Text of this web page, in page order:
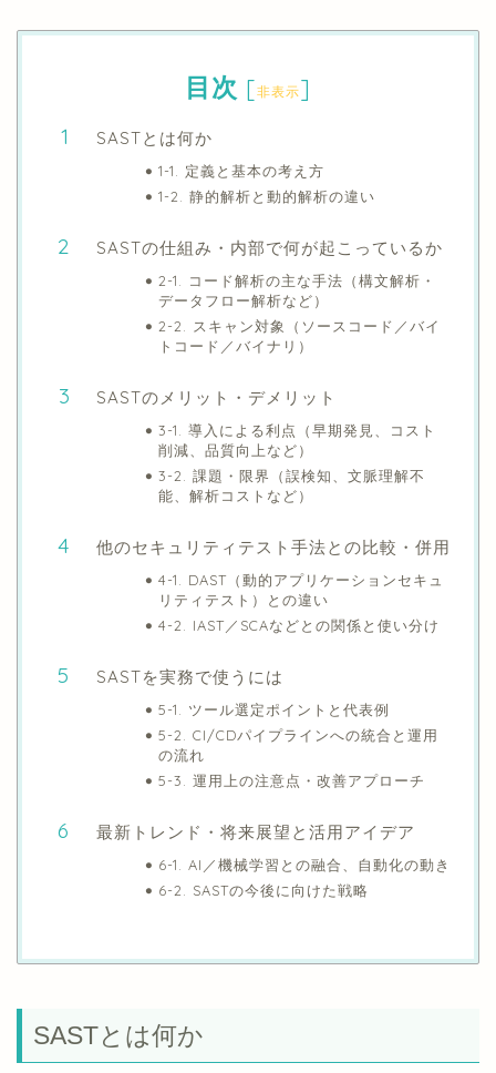
目次 [非表示]
SASTとは何か
1-1. 定義と基本の考え方
1-2. 静的解析と動的解析の違い
SASTの仕組み・内部で何が起こっているか
2-1. コード解析の主な手法（構文解析・
データフロー解析など）
2-2. スキャン対象（ソースコード／バイ
トコード／バイナリ）
SASTのメリット・デメリット
3-1. 導入による利点（早期発見、コスト
削減、品質向上など）
3-2. 課題・限界（誤検知、文脈理解不
能、解析コストなど）
他のセキュリティテスト手法との比較・併用
4-1. DAST（動的アプリケーションセキュ
リティテスト）との違い
4-2. IAST／SCAなどとの関係と使い分け
SASTを実務で使うには
5-1. ツール選定ポイントと代表例
5-2. CI/CDパイプラインへの統合と運用
の流れ
5-3. 運用上の注意点・改善アプローチ
最新トレンド・将来展望と活用アイデア
6-1. AI／機械学習との融合、自動化の動き
6-2. SASTの今後に向けた戦略
SASTとは何か